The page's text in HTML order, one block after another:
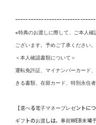
※特典のお渡しに際して、ご本人
ございます。予めご了承ください。
＜本人確認書類について＞
運転免許証、マイナンバーカード
きる書類、在留カード、特別永住
【選べる電子マネープレゼントにつ
ギフトのお渡しは、事前WEB来場